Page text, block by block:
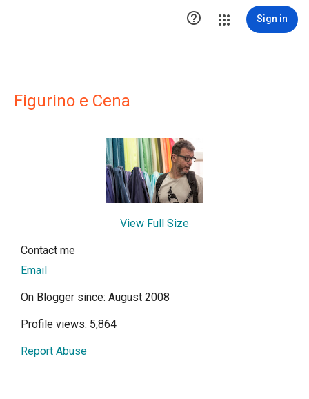
 Sign in
Figurino e Cena
View Full Size
Contact me
Email
On Blogger since: August 2008
Profile views: 5,864
Report Abuse